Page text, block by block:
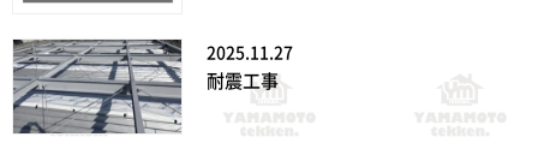
2025.11.27
耐震工事